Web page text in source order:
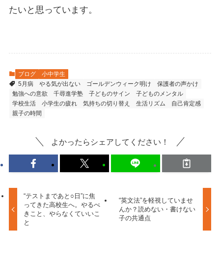
たいと思っています。
ブログ
小中学生
5月病
やる気が出ない ゴールデンウィーク明け
保護者の声かけ
勉強への意欲
千尋進学塾 子どものサイン
子どものメンタル
学校生活
小学生の疲れ 気持ちの切り替え 生活リズム
自己肯定感
親子の時間
よかったらシェアしてください！
“テストまであと○日”に焦
ってきた高校生へ。やるべ
きこと、やらなくていいこ
と
“英文法”を軽視していませ
んか？読めない・書けない
子の共通点